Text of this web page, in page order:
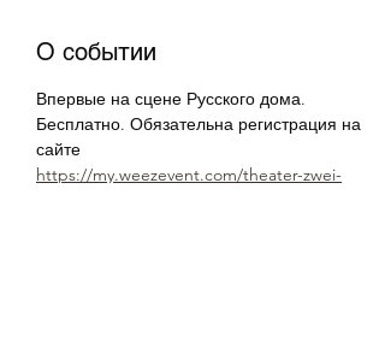
О событии
Впервые на сцене Русского дома.
Бесплатно. Обязательна регистрация на
сайте
https://my.weezevent.com/theater-zwei-